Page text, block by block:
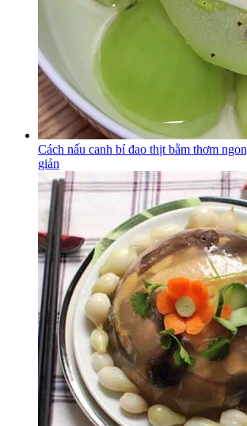
Cách nấu canh bí đao thịt bằm thơm
giản